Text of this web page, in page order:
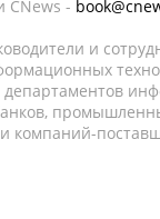
CNews -
и
компаний-